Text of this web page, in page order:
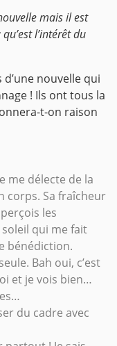
mais il est
l’intérêt du
nouvelle qui
! Ils ont tous la
t-on raison
me délecte de la
corps. Sa fraîcheur
les
qui me fait
bénédiction.
Bah oui, c’est
et je vois bien…
du cadre avec